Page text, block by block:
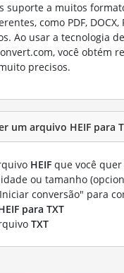
suporte a muitos
como PDF, DOCX,
Ao usar a tecnologia
você obtém
precisos.
um arquivo HEIF para
HEIFque você quer
ou tamanho
conversão" para
para TXT
TXT